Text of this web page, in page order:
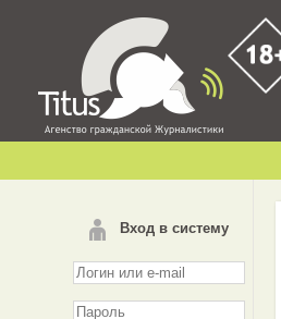
Вход в систему